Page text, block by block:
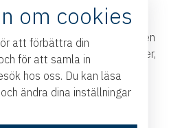
Istället skapar vi en
där vi kan dela erfarenheter,
och med hitta nya lösningar
Oavsett om du är ensam i
kan du här få
samma situation.
om cookies
att förbättra din
för att samla in
hos oss. Du kan läsa
ändra dina inställningar